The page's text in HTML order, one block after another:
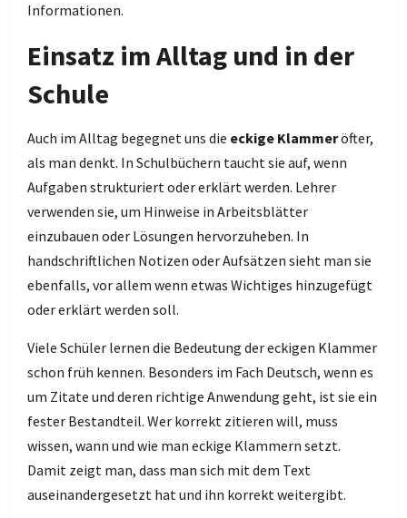
Informationen.
Einsatz im Alltag und in der
Schule
Auch im Alltag begegnet uns die eckige Klammeröfter,
als man denkt. In Schulbüchern taucht sie auf, wenn
Aufgaben strukturiert oder erklärt werden. Lehrer
verwenden sie, um Hinweise in Arbeitsblätter
einzubauen oder Lösungen hervorzuheben. In
handschriftlichen Notizen oder Aufsätzen sieht man sie
ebenfalls, vor allem wenn etwas Wichtiges hinzugefügt
oder erklärt werden soll.
Viele Schüler lernen die Bedeutung der eckigen Klammer
schon früh kennen. Besonders im Fach Deutsch, wenn es
um Zitate und deren richtige Anwendung geht, ist sie ein
fester Bestandteil. Wer korrekt zitieren will, muss
wissen, wann und wie man eckige Klammern setzt.
Damit zeigt man, dass man sich mit dem Text
auseinandergesetzt hat und ihn korrekt weitergibt.